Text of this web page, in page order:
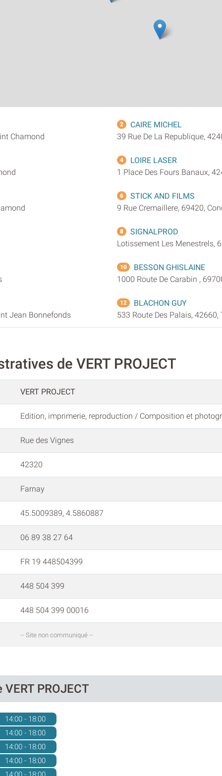
Chamond
2
CAIRE MICHEL
39 Rue De La Republique,
4
LOIRE LASER
1 Place Des Fours Banaux,
6
STICK AND FILMS
9 Rue Cremaillere, 69420,
8
SIGNALPROD
Lotissement Les Menestrels,
10
BESSON GHISLAINE
1000 Route De Carabin ,
Jean Bonnefonds
12
BLACHON GUY
533 Route Des Palais, 42660,
de VERT PROJECT
VERT PROJECT
Edition, imprimerie, reproduction / Composition et
Rue des Vignes
42320
Farnay
45.5009389, 4.5860887
06 89 38 27 64
FR 19 448504399
448 504 399
448 504 399 00016
-- Site non communiqué --
PROJECT
14:00 - 18:00
14:00 - 18:00
14:00 - 18:00
14:00 - 18:00